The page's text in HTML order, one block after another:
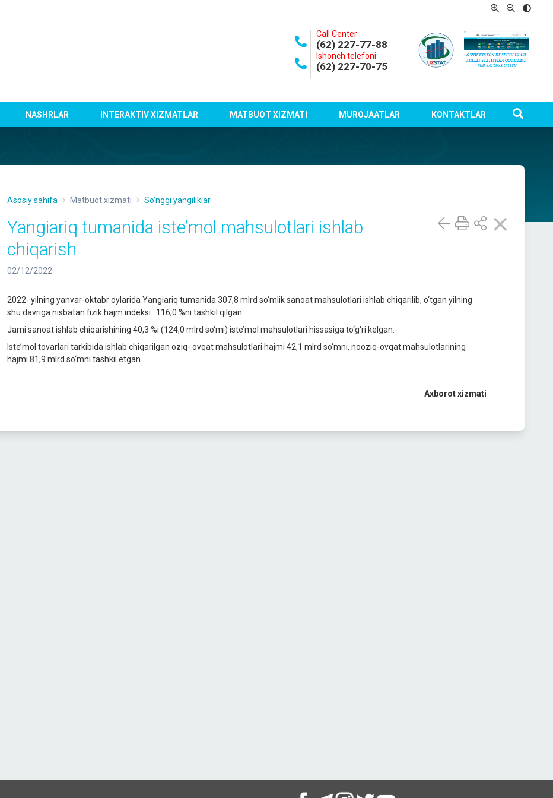
Call Center
(62) 227-77-88
Ishonch telefoni
(62) 227-70-75
NASHRLAR INTERAKTIV XIZMATLAR MATBUOT XIZMATI MUROJAATLAR KONTAKTLAR
Asosiy sahifa Matbuot xizmati So'nggi yangiliklar
Yangiariq tumanida iste’mol mahsulotlari ishlab
chiqarish
02/12/2022
2022- yilning yanvar-oktabr oylarida Yangiariq tumanida 307,8 mlrd so‘mlik sanoat mahsulotlari ishlab chiqarilib, o‘tgan yilning
shu davriga nisbatan fizik hajm indeksi 116,0 %ni tashkil qilgan.
Jami sanoat ishlab chiqarishining 40,3 %i (124,0 mlrd so‘mi) iste’mol mahsulotlari hissasiga to‘g‘ri kelgan.
Iste’mol tovarlari tarkibida ishlab chiqarilgan oziq- ovqat mahsulotlari hajmi 42,1 mlrd so‘mni, nooziq-ovqat mahsulotlarining
hajmi 81,9 mlrd so‘mni tashkil etgan.
Axborot xizmati